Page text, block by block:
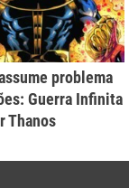
problema
Guerra Infinita
Thanos